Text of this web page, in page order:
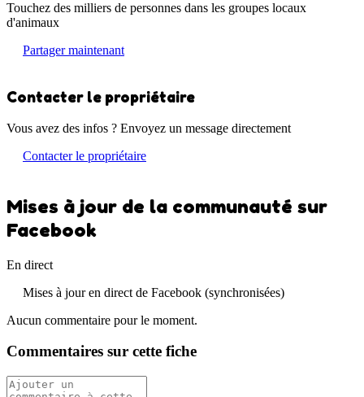
Touchez des milliers de personnes dans les groupes locaux
d'animaux
Partager maintenant
Contacter le propriétaire
Vous avez des infos ? Envoyez un message directement
Contacter le propriétaire
Mises à jour de la communauté sur
Facebook
En direct
Mises à jour en direct de Facebook (synchronisées)
Aucun commentaire pour le moment.
Commentaires sur cette fiche